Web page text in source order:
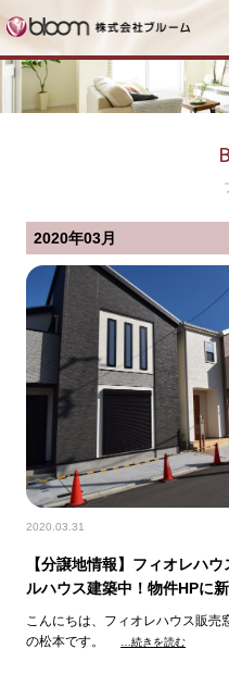
2020年03月
2020.03.31
【分譲地情報】フィオレハ
ルハウス建築中！物件HPに
こんにちは、フィオレハウス販
の松本です。
…続きを読む